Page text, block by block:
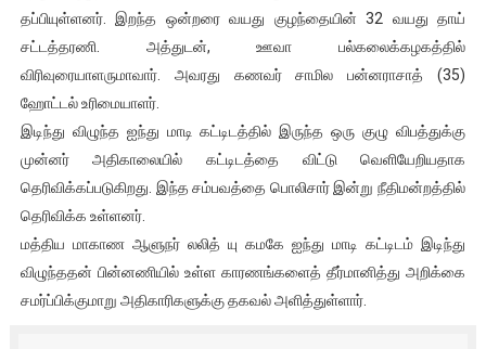
தப்பியுள்ளனர். இறந்த ஒன்றரை வயது குழந்தையின் 32 வயது தாய்
சட்டத்தரணி. அத்துடன், ஊவா பல்கலைக்கழகத்தில்
விரிவுரையாளருமாவார். அவரது கணவர் சாமில பன்னராசாத் (35)
ஹோட்டல் உரிமையாளர்.
இடிந்து விழுந்த ஐந்து மாடி கட்டிடத்தில் இருந்த ஒரு குழு விபத்துக்கு
முன்னர் அதிகாலையில் கட்டிடத்தை விட்டு வெளியேறியதாக
தெரிவிக்கப்படுகிறது. இந்த சம்பவத்தை பொலிசார் இன்று நீதிமன்றத்தில்
தெரிவிக்க உள்ளனர்.
மத்திய மாகாண ஆளுநர் லலித் யு கமகே ஐந்து மாடி கட்டிடம் இடிந்து
விழுந்ததன் பின்னணியில் உள்ள காரணங்களைத் தீர்மானித்து அறிக்கை
சமர்ப்பிக்குமாறு அதிகாரிகளுக்கு தகவல் அளித்துள்ளார்.